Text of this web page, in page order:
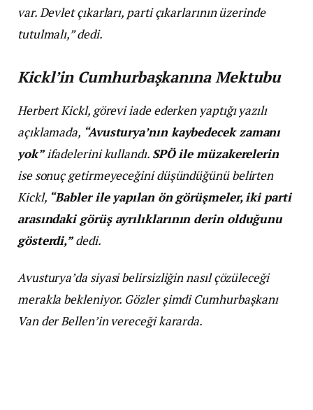
var. Devlet çıkarları, parti çıkarlarının üzerinde
tutulmalı,” dedi.
Kickl’in Cumhurbaşkanına Mektubu
Herbert Kickl, görevi iade ederken yaptığı yazılı
açıklamada, “Avusturya’nın kaybedecek zamanı
yok”ifadelerini kullandı. SPÖ ile müzakerelerin
ise sonuç getirmeyeceğini düşündüğünü belirten
Kickl, “Babler ile yapılan ön görüşmeler, iki parti
arasındaki görüş ayrılıklarının derin olduğunu
gösterdi,”dedi.
Avusturya’da siyasi belirsizliğin nasıl çözüleceği
merakla bekleniyor. Gözler şimdi Cumhurbaşkanı
Van der Bellen’in vereceği kararda.